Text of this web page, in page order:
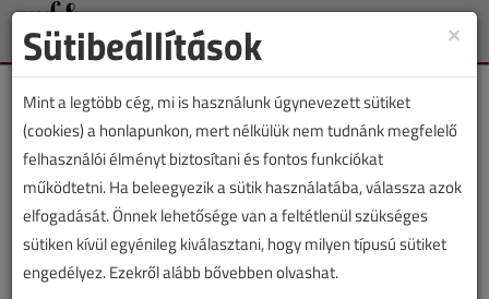
Toggle
Lapszám:
TARTALOM
×
Sütibeállítások
Mint a legtöbb cég, mi is használunk úgynevezett sütiket
(cookies) a honlapunkon, mert nélkülük nem tudnánk megfelelő
felhasználói élményt biztosítani és fontos funkciókat
működtetni. Ha beleegyezik a sütik használatába, válassza azok
elfogadását. Önnek lehetősége van a feltétlenül szükséges
sütiken kívül egyénileg kiválasztani, hogy milyen típusú sütiket
engedélyez. Ezekről alább bővebben olvashat.